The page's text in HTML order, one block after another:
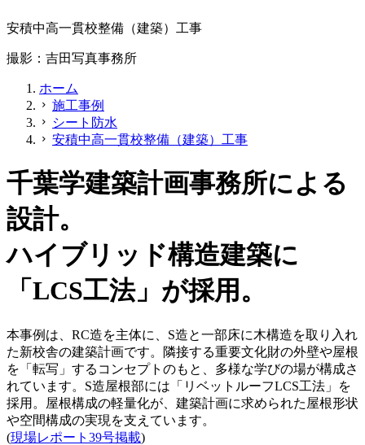
安積中高一貫校整備（建築）工事
撮影：吉田写真事務所
ホーム
chevron_right 施工事例
chevron_right シート防水
chevron_right 安積中高一貫校整備（建築）工事
千葉学建築計画事務所による
設計。
ハイブリッド構造建築に
「LCS工法」が採用。
本事例は、RC造を主体に、S造と一部床に木構造を取り入れ
た新校舎の建築計画です。隣接する重要文化財の外壁や屋根
を「転写」するコンセプトのもと、多様な学びの場が構成さ
れています。S造屋根部には「リベットルーフLCS工法」を
採用。屋根構成の軽量化が、建築計画に求められた屋根形状
や空間構成の実現を支えています。
(現場レポート39号掲載)